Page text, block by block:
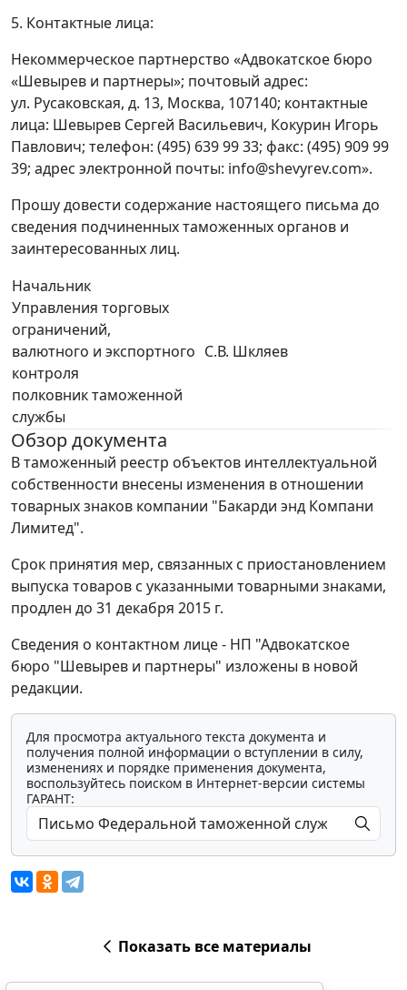
5. Контактные лица:
Некоммерческое партнерство «Адвокатское бюро
«Шевырев и партнеры»; почтовый адрес:
ул. Русаковская, д. 13, Москва, 107140; контактные
лица: Шевырев Сергей Васильевич, Кокурин Игорь
Павлович; телефон: (495) 639 99 33; факс: (495) 909 99
39; адрес электронной почты: info@shevyrev.com».
Прошу довести содержание настоящего письма до
сведения подчиненных таможенных органов и
заинтересованных лиц.
Начальник
Управления торговых
ограничений,
валютного и экспортного
контроля
полковник таможенной
службы
С.В. Шкляев
Обзор документа
В таможенный реестр объектов интеллектуальной
собственности внесены изменения в отношении
товарных знаков компании "Бакарди энд Компани
Лимитед".
Срок принятия мер, связанных с приостановлением
выпуска товаров с указанными товарными знаками,
продлен до 31 декабря 2015 г.
Сведения о контактном лице - НП "Адвокатское
бюро "Шевырев и партнеры" изложены в новой
редакции.
Для просмотра актуального текста документа и
получения полной информации о вступлении в силу,
изменениях и порядке применения документа,
воспользуйтесь поиском в Интернет-версии системы
ГАРАНТ:
Показать все материалы